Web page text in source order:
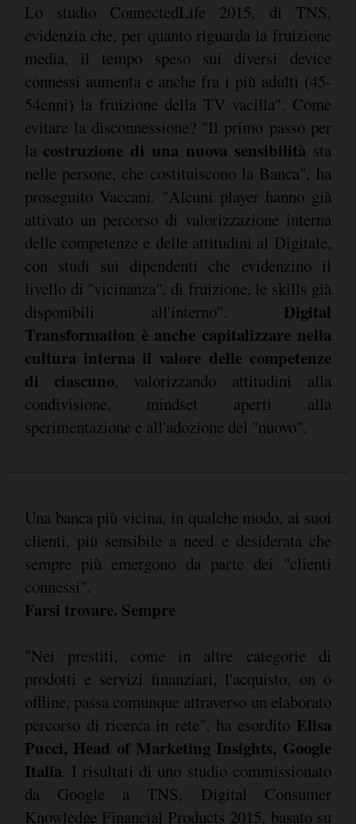
Lo studio ConnectedLife 2015, di TNS,
evidenzia che, per quanto riguarda la fruizione
media, il tempo speso sui diversi device
connessi aumenta e anche fra i più adulti (45-
54enni) la fruizione della TV vacilla". Come
evitare la disconnessione? "Il primo passo per
la costruzione di una nuova sensibilità sta
nelle persone, che costituiscono la Banca", ha
proseguito Vaccani. "Alcuni player hanno già
attivato un percorso di valorizzazione interna
delle competenze e delle attitudini al Digitale,
con studi sui dipendenti che evidenzino il
livello di "vicinanza", di fruizione, le skills già
disponibili all'interno". Digital
Transformation è anche capitalizzare nella
cultura interna il valore delle competenze
di ciascuno, valorizzando attitudini alla
condivisione, mindset aperti alla
sperimentazione e all'adozione del "nuovo".
Una banca più vicina, in qualche modo, ai suoi
clienti, più sensibile a need e desiderata che
sempre più emergono da parte dei "clienti
connessi".
Farsi trovare. Sempre
"Nei prestiti, come in altre categorie di
prodotti e servizi finanziari, l'acquisto, on o
offline, passa comunque attraverso un elaborato
percorso di ricerca in rete", ha esordito Elisa
Pucci, Head of Marketing Insights, Google
Italia. I risultati di uno studio commissionato
da Google a TNS, Digital Consumer
Knowledge Financial Products 2015, basato su